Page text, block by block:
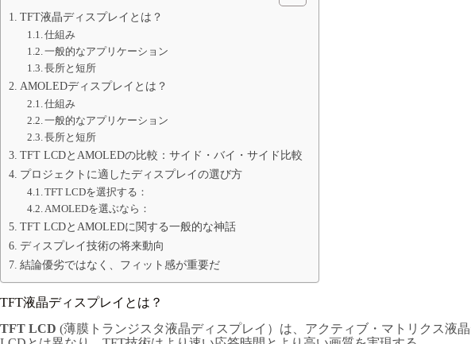
TFT液晶ディスプレイとは？
仕組み
一般的なアプリケーション
長所と短所
AMOLEDディスプレイとは？
仕組み
一般的なアプリケーション
長所と短所
TFT LCDとAMOLEDの比較：サイド・バイ・サイド比較
プロジェクトに適したディスプレイの選び方
TFT LCDを選択する：
AMOLEDを選ぶなら：
TFT LCDとAMOLEDに関する一般的な神話
ディスプレイ技術の将来動向
結論優劣ではなく、フィット感が重要だ
TFT液晶ディスプレイとは？
TFT LCD (薄膜トランジスタ液晶ディスプレイ）は、アクティブ・マトリクス液